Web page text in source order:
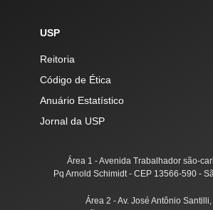
USP
Reitoria
Código de Ética
Anuário Estatístico
Jornal da USP
Área 1 - Avenida Trabalhador são-
Pq Arnold Schimidt - CEP 13566-590 -
Área 2 - Av. José Antônio